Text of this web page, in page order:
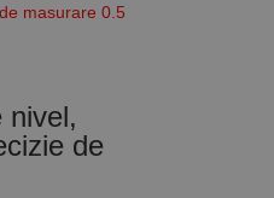
masurare 0.5
nivel,
de